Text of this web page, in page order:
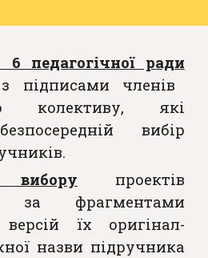
педагогічної ради
підписами членів
колективу, які
вибір
вибору проектів
за фрагментами
їх оригінал-
назви підручника